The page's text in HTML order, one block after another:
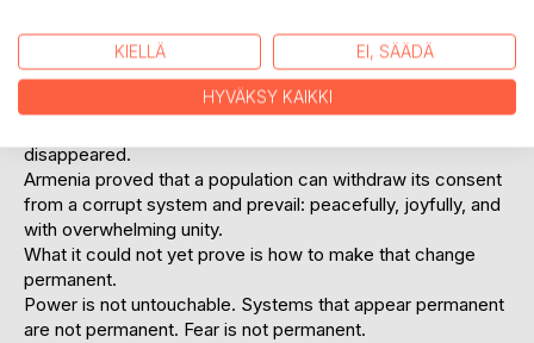
revolution actually deliver? Elections became genuinely
free. The economy grew at extraordinary speed. Fear
weakened. But high-level corruption remained unpunished,
the judiciary never became truly independent, and the
disappeared.
Armenia proved that a population can withdraw its consent
from a corrupt system and prevail: peacefully, joyfully, and
with overwhelming unity.
What it could not yet prove is how to make that change
permanent.
Power is not untouchable. Systems that appear permanent
are not permanent. Fear is not permanent.
KIELLÄ EI, SÄÄDÄ
HYVÄKSY KAIKKI